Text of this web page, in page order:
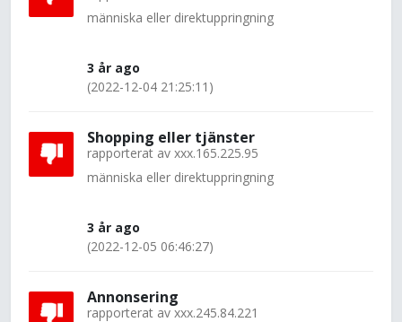
människa eller direktuppringning
3 år ago
(2022-12-04 21:25:11)
Shopping eller tjänster
rapporterat av xxx.165.225.95
människa eller direktuppringning
3 år ago
(2022-12-05 06:46:27)
Annonsering
rapporterat av xxx.245.84.221